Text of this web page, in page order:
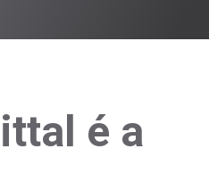
é a